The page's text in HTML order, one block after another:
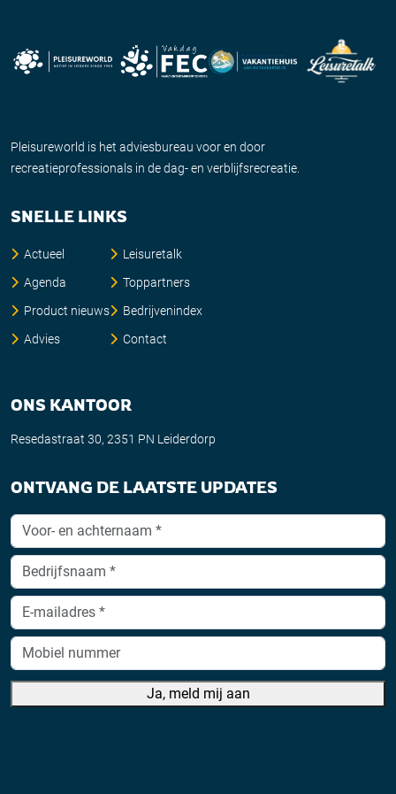
Pleisureworld is het adviesbureau voor en door
recreatieprofessionals in de dag- en verblijfsrecreatie.
SNELLE LINKS
Actueel
Agenda
Product nieuws
Advies
Leisuretalk
Toppartners
Bedrijvenindex
Contact
ONS KANTOOR
Resedastraat 30, 2351 PN Leiderdorp
ONTVANG DE LAATSTE UPDATES
Ja, meld mij aan